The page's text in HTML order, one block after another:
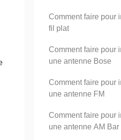
Comment faire pour
fil plat
Comment faire pour
une antenne Bose
Comment faire pour
une antenne FM
Comment faire pour
une antenne AM Bar